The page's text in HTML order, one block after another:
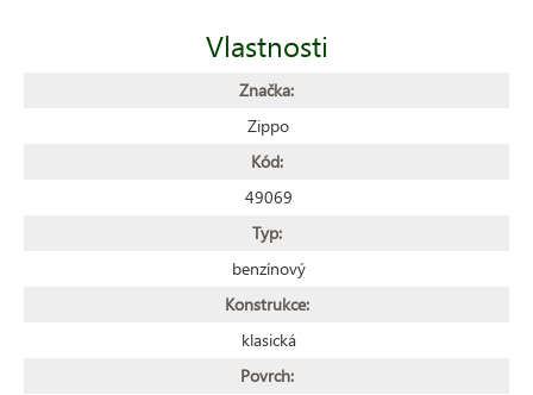
Vlastnosti
Značka:
Zippo
Kód:
49069
Typ:
benzínový
Konstrukce:
klasická
Povrch: